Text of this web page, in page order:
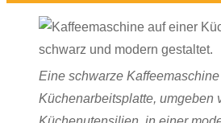
Eine schwarze
Küchenarbeitsplatte, umgeben